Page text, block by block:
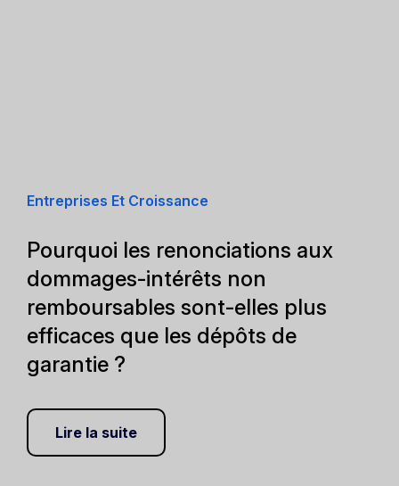
Entreprises Et Croissance
Pourquoi les renonciations aux
dommages-intérêts non
remboursables sont-elles plus
efficaces que les dépôts de
garantie ?
Lire la suite